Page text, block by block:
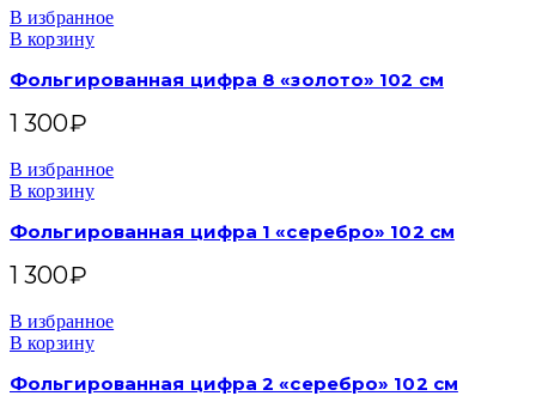
В избранное
В корзину
Фольгированная цифра 8 «золото» 102 см
1 300₽
В избранное
В корзину
Фольгированная цифра 1 «серебро» 102 см
1 300₽
В избранное
В корзину
Фольгированная цифра 2 «серебро» 102 см